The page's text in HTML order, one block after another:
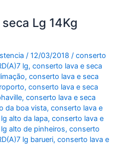
Lg 14Kg
/12/03/2018 /conserto
lg,conserto lava e seca
,conserto lava e seca
,conserto lava e seca
,conserto lava e seca
da boa vista,conserto lava e
alto da lapa,conserto lava e
lg alto de pinheiros,conserto
lg barueri,conserto lava e